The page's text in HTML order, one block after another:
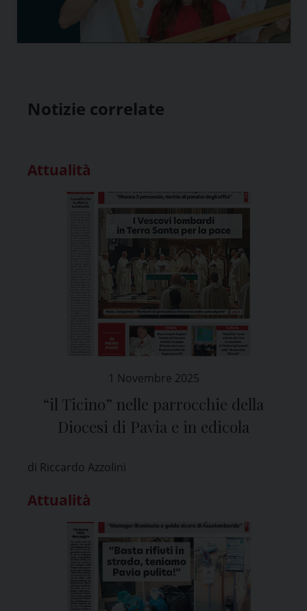
Notizie correlate
Attualità
1 Novembre 2025
“il Ticino” nelle parrocchie della
Diocesi di Pavia e in edicola
di Riccardo Azzolini
Attualità